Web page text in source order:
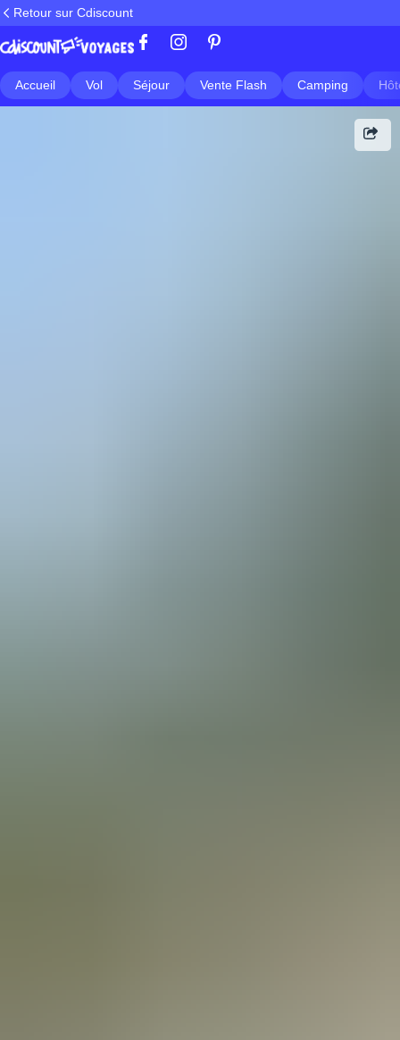
Retour sur Cdiscount
Accueil Vol Séjour Vente Flash Camping